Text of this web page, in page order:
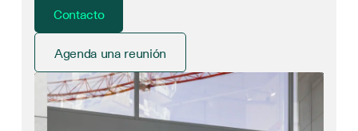
Contacto
Agenda una reunión